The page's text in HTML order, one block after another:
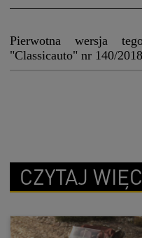
Pierwotna wersja
"Classicauto" nr 140/2018
CZYTAJ